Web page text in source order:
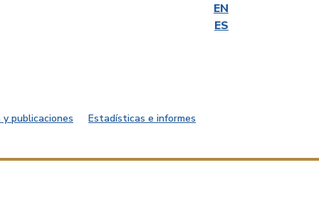
EN
ES
publicaciones Estadísticas e informes